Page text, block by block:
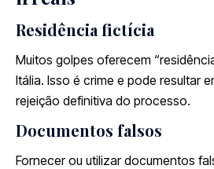
Residência fictícia
Muitos golpes oferecem
Itália. Isso é crime e pode resultar
rejeição definitiva do processo.
Documentos falsos
Fornecer ou utilizar documentos